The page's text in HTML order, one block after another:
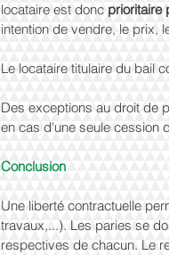
locataire est donc prioritaire
intention de vendre, le prix,
Le locataire titulaire du bail
Des exceptions au droit de
en cas d'une seule cession
Conclusion
Une liberté contractuelle
travaux,...). Les paries se
respectives de chacun. Le